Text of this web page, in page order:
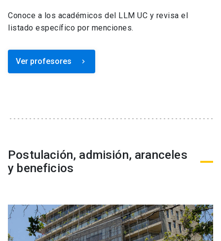
Conoce a los académicos del LLM UC y revisa el
listado específico por menciones.
Ver profesores keyboard_arrow_right
Postulación, admisión, aranceles
y beneficios